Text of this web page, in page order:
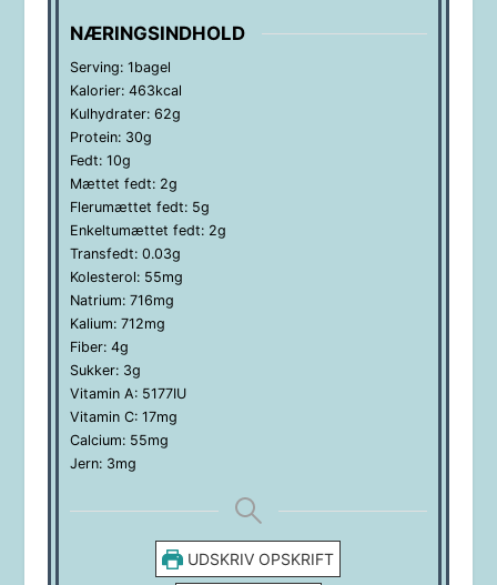
NÆRINGSINDHOLD
Serving: 1bagel
Kalorier: 463kcal
Kulhydrater: 62g
Protein: 30g
Fedt: 10g
Mættet fedt: 2g
Flerumættet fedt: 5g
Enkeltumættet fedt: 2g
Transfedt: 0.03g
Kolesterol: 55mg
Natrium: 716mg
Kalium: 712mg
Fiber: 4g
Sukker: 3g
Vitamin A: 5177IU
Vitamin C: 17mg
Calcium: 55mg
Jern: 3mg
UDSKRIV OPSKRIFT